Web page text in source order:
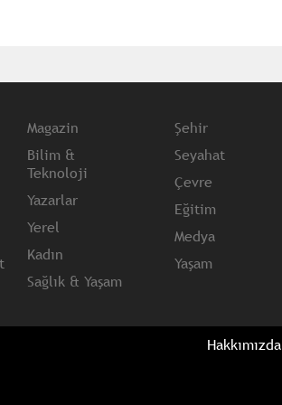
Magazin
Bilim &
Teknoloji
Yazarlar
Yerel
Kadın
Sağlık & Yaşam
Şehir
Seyahat
Çevre
Eğitim
Medya
Yaşam
Hakkımızda